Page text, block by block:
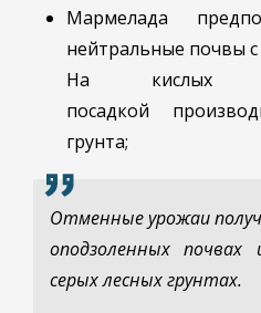
Мармелада
нейтральные почвы
На кислых
посадкой
грунта;
Отменные урожаи
оподзоленных
серых лесных грунтах.